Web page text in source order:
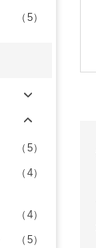
（5）
（5）
（4）
（4）
（5）